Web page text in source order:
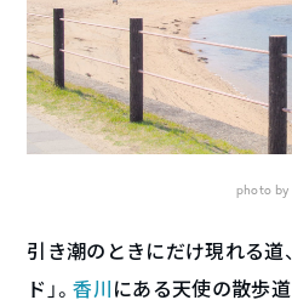
photo by
引き潮のときにだけ現れる道
ド」。香川にある天使の散歩